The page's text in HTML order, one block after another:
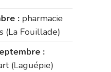
: pharmacie
(La Fouillade)
:
(Laguépie)